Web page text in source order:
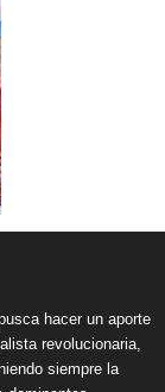
hacer un aporte
revolucionaria,
siempre la